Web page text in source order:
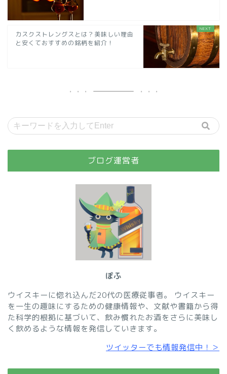
カスクストレングスとは？美味しい理由
と安くておすすめの銘柄を紹介！
ブログ運営者
ぽふ
ウイスキーに惚れ込んだ20代の医療従事者。 ウイスキー
を一生の趣味にするための健康情報や、文献や書籍から得
た科学的根拠に基づいて、飲み慣れたお酒をさらに美味し
く飲めるような情報を発信していきます。
ツイッターでも情報発信中！ ＞